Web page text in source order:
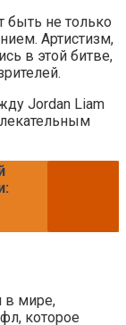
быть не только
Артистизм,
в этой битве,
Jordan Liam
в мире,
которое